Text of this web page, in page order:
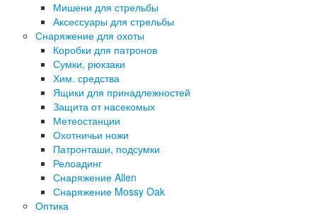
Мишени для стрельбы
Аксессуары для стрельбы
Снаряжение для охоты
Коробки для патронов
Сумки, рюкзаки
Хим. средства
Ящики для принадлежностей
Защита от насекомых
Метеостанции
Охотничьи ножи
Патронташи, подсумки
Релоадинг
Снаряжение Allen
Снаряжение Mossy Oak
Оптика